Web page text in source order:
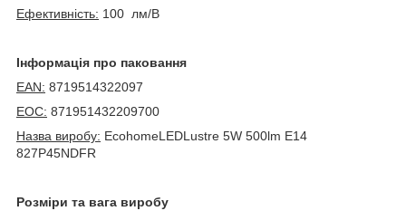
Ефективність: 100 лм/В
Інформація про паковання
EAN: 8719514322097
EOC: 871951432209700
Назва виробу: EcohomeLEDLustre 5W 500lm E14
827P45NDFR
Розміри та вага виробу